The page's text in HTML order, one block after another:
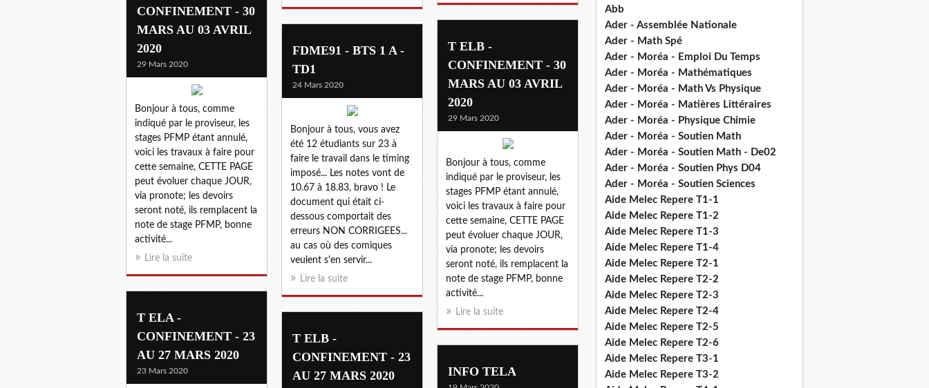
CONFINEMENT - 30
MARS AU 03 AVRIL
2020
29 Mars 2020
Bonjour à tous, comme
indiqué par le proviseur, les
stages PFMP étant annulé,
voici les travaux à faire pour
cette semaine, CETTE PAGE
peut évoluer chaque JOUR,
via pronote; les devoirs
seront noté, ils remplacent la
note de stage PFMP, bonne
activité...
Lire la suite
T ELB -
CONFINEMENT - 30
MARS AU 03 AVRIL
2020
29 Mars 2020
Bonjour à tous, comme
indiqué par le proviseur, les
stages PFMP étant annulé,
voici les travaux à faire pour
cette semaine, CETTE PAGE
peut évoluer chaque JOUR,
via pronote; les devoirs
seront noté, ils remplacent la
note de stage PFMP, bonne
activité...
Lire la suite
FDME91 - BTS 1 A -
TD1
24 Mars 2020
Bonjour à tous, vous avez
été 12 étudiants sur 23 à
faire le travail dans le timing
imposé... Les notes vont de
10.67 à 18.83, bravo ! Le
document qui était ci-
dessous comportait des
erreurs NON CORRIGEES...
au cas où des comiques
veulent s'en servir...
Lire la suite
T ELA -
CONFINEMENT - 23
AU 27 MARS 2020
23 Mars 2020
T ELB -
CONFINEMENT - 23
AU 27 MARS 2020
INFO TELA
Abb
Ader - Assemblée Nationale
Ader - Math Spé
Ader - Moréa - Emploi Du Temps
Ader - Moréa - Mathématiques
Ader - Moréa - Math Vs Physique
Ader - Moréa - Matières Littéraires
Ader - Moréa - Physique Chimie
Ader - Moréa - Soutien Math
Ader - Moréa - Soutien Math - De02
Ader - Moréa - Soutien Phys D04
Ader - Moréa - Soutien Sciences
Aide Melec Repere T1-1
Aide Melec Repere T1-2
Aide Melec Repere T1-3
Aide Melec Repere T1-4
Aide Melec Repere T2-1
Aide Melec Repere T2-2
Aide Melec Repere T2-3
Aide Melec Repere T2-4
Aide Melec Repere T2-5
Aide Melec Repere T2-6
Aide Melec Repere T3-1
Aide Melec Repere T3-2